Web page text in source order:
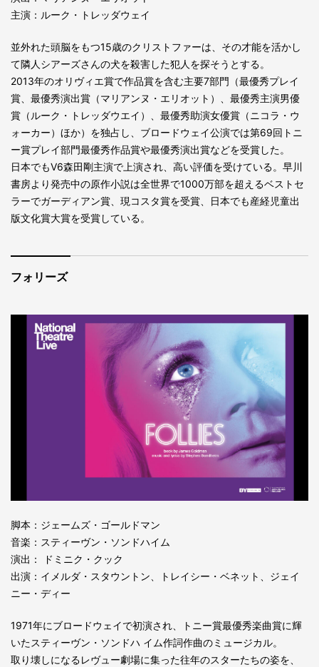
主演：ルーク・トレッダウェイ
並外れた頭脳をもつ15歳のクリストファーは、その才能を活かし
て隣人シアーズさんの犬を殺害した犯人を探そうとする。
2013年のオリヴィエ賞で作品賞を含む主要7部門（最優秀プレイ
賞、最優秀演出賞（マリアンヌ・エリオット）、最優秀主演男優
賞（ルーク・トレッダウエイ）、最優秀助演女優賞（ニコラ・ウ
ォーカー）ほか）を独占し、ブロードウェイ公演では第69回トニ
ー賞プレイ部門最優秀作品賞や最優秀演出賞などを受賞した。
日本でもV6森田剛主演で上演され、高い評価を受けている。早川
書房より発売中の原作小説は全世界で1000万部を超えるベストセ
ラーでガーディアン賞、現コスタ賞を受賞、日本でも産経児童出
版文化賞大賞を受賞している。
フォリーズ
脚本：ジェームズ・ゴールドマン
音楽：スティーヴン・ソンドハイム
演出： ドミニク・クック
出演：イメルダ・スタウントン、トレイシー・ベネット、ジェイ
ニー・ディー
1971年にブロードウェイで初演され、トニー賞最優秀楽曲賞に輝
いたスティーヴン・ソンドハ イム作詞作曲のミュージカル。
取り壊しになるレヴュー劇場に集った往年のスターたちの姿を、